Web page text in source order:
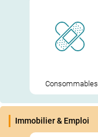
Consommables
Immobilier & Emploi